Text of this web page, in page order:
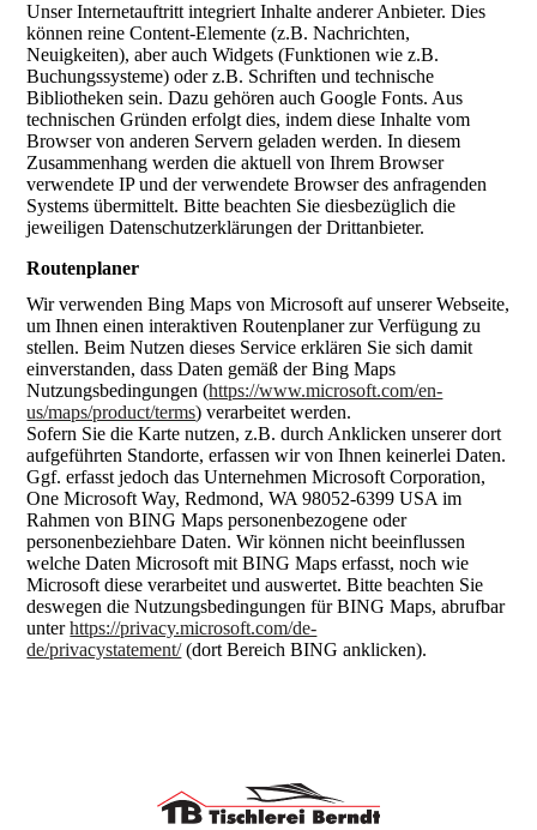
Unser Internetauftritt integriert Inhalte anderer Anbieter. Dies
können reine Content-Elemente (z.B. Nachrichten,
Neuigkeiten), aber auch Widgets (Funktionen wie z.B.
Buchungssysteme) oder z.B. Schriften und technische
Bibliotheken sein. Dazu gehören auch Google Fonts. Aus
technischen Gründen erfolgt dies, indem diese Inhalte vom
Browser von anderen Servern geladen werden. In diesem
Zusammenhang werden die aktuell von Ihrem Browser
verwendete IP und der verwendete Browser des anfragenden
Systems übermittelt. Bitte beachten Sie diesbezüglich die
jeweiligen Datenschutzerklärungen der Drittanbieter.
Routenplaner
Wir verwenden Bing Maps von Microsoft auf unserer Webseite,
um Ihnen einen interaktiven Routenplaner zur Verfügung zu
stellen. Beim Nutzen dieses Service erklären Sie sich damit
einverstanden, dass Daten gemäß der Bing Maps
Nutzungsbedingungen (https://www.microsoft.com/en-
us/maps/product/terms) verarbeitet werden.
Sofern Sie die Karte nutzen, z.B. durch Anklicken unserer dort
aufgeführten Standorte, erfassen wir von Ihnen keinerlei Daten.
Ggf. erfasst jedoch das Unternehmen Microsoft Corporation,
One Microsoft Way, Redmond, WA 98052-6399 USA im
Rahmen von BING Maps personenbezogene oder
personenbeziehbare Daten. Wir können nicht beeinflussen
welche Daten Microsoft mit BING Maps erfasst, noch wie
Microsoft diese verarbeitet und auswertet. Bitte beachten Sie
deswegen die Nutzungsbedingungen für BING Maps, abrufbar
unterhttps://privacy.microsoft.com/de-
de/privacystatement/(dort Bereich BING anklicken).